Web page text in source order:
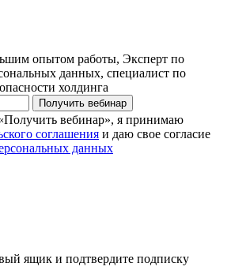
опытом работы, Эксперт по
данных, специалист по
холдинга
Получить вебинар
вебинар», я принимаю
соглашения и даю свое согласие
данных
ящик и подтвердите подписку